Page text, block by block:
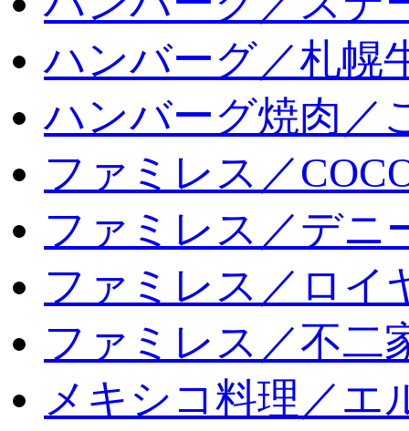
ハンバーグ／札幌
ハンバーグ焼肉／
ファミレス／
ファミレス／デニ
ファミレス／ロイ
ファミレス／不二
メキシコ料理／エ